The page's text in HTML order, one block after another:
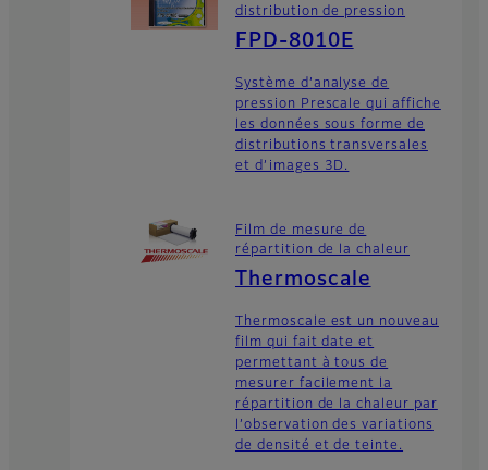
distribution de pression
FPD-8010E
Système d’analyse de
pression Prescale qui affiche
les données sous forme de
distributions transversales
et d’images 3D.
Film de mesure de
répartition de la chaleur
Thermoscale
Thermoscale est un nouveau
film qui fait date et
permettant à tous de
mesurer facilement la
répartition de la chaleur par
l’observation des variations
de densité et de teinte.